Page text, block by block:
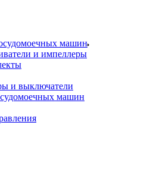
машин
и импеллеры
и выключатели
машин